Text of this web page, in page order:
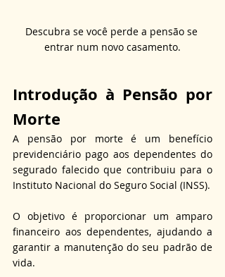
Descubra se você perde a pensão se
entrar num novo casamento.
Introdução à Pensão por
Morte
A pensão por morte é um benefício
previdenciário pago aos dependentes do
segurado falecido que contribuiu para o
Instituto Nacional do Seguro Social (INSS).
O objetivo é proporcionar um amparo
financeiro aos dependentes, ajudando a
garantir a manutenção do seu padrão de
vida.